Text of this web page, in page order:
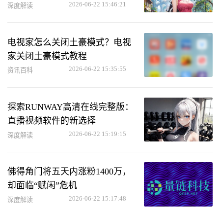
深度解读 2026-06-22 15:46:21
电视家怎么关闭土豪模式？电视
家关闭土豪模式教程
资讯百科 2026-06-22 15:35:55
探索RUNWAY高清在线完整版：
直播视频软件的新选择
深度解读 2026-06-22 15:19:15
佛得角门将五天内涨粉1400万，
却面临“赋闲”危机
深度解读 2026-06-22 15:17:48